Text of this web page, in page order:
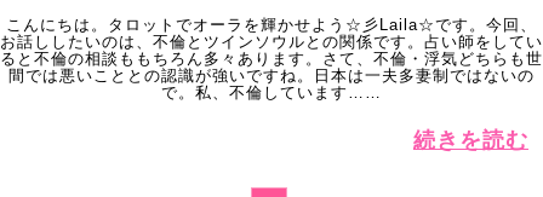
こんにちは。タロットでオーラを輝かせよう☆彡Laila☆です。今回、
お話ししたいのは、不倫とツインソウルとの関係です。占い師をしてい
ると不倫の相談ももちろん多々あります。さて、不倫・浮気どちらも世
間では悪いこととの認識が強いですね。日本は一夫多妻制ではないの
で。私、不倫しています……
続きを読む